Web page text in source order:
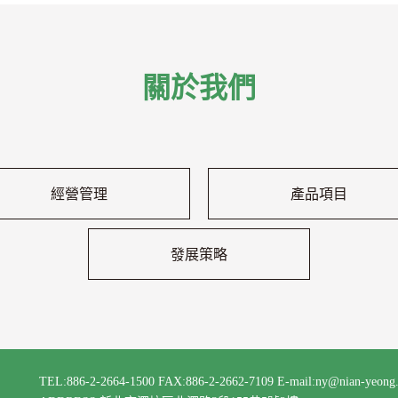
關於我們
經營管理 產品項目
發展策略
TEL:886-2-2664-1500 FAX:886-2-2662-7109 E-mail:ny@nian-